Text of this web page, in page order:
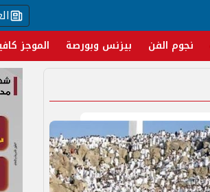
نجوم الفن بيزنس وبورصة الموجز